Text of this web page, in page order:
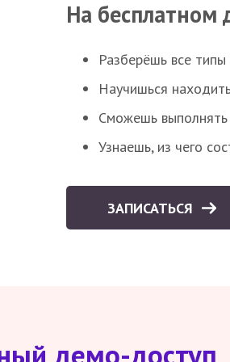
На бесплатном
Разберёшь все
Научишься
Сможешь
Узнаешь, из чего
ЗАПИСАТЬСЯ
демо-доступ